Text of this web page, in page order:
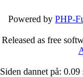
Powered byPHP-
Released as free
Siden dannet på: